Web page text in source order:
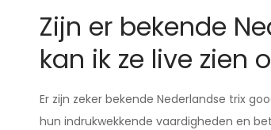
Zijn er bekende
kan ik ze live zien
Er zijn zeker bekende Nederlandse trix
hun indrukwekkende vaardigheden en